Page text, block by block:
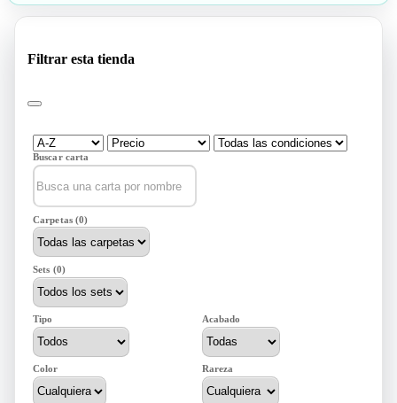
Filtrar esta tienda
Buscar carta
Carpetas (0)
Sets (0)
Tipo Acabado
Color Rareza